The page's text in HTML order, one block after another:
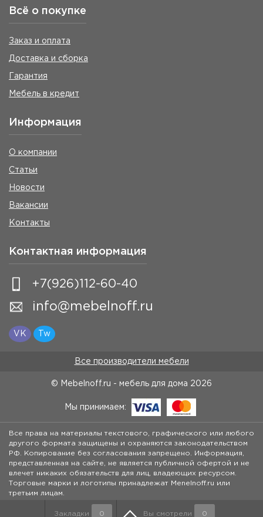
Всё о покупке
Заказ и оплата
Доставка и сборка
Гарантия
Мебель в кредит
Информация
О компании
Статьи
Новости
Вакансии
Контакты
Контактная информация
+7(926)112-60-40
info@mebelnoff.ru
VK Tw
Все производители мебели
© Mebelnoff.ru - мебель для дома 2026
Мы принимаем:
Все права на материалы текстового, графического или любого
другого формата защищены и охраняются законодательством
РФ. Копирование без согласования запрещено. Информация,
представленная на сайте, не является публичной офертой и не
влечет никаких обязательств для лиц, владеющих ресурсом.
Торговые марки и логотипы принадлежат Menelnoff.ru или
третьим лицам.
Закладки 0 Вы смотрели 0